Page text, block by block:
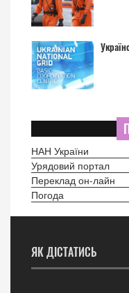
НАН України
Урядовий портал
Переклад он-лайн
Погода
ЯК ДІСТАТИСЬ